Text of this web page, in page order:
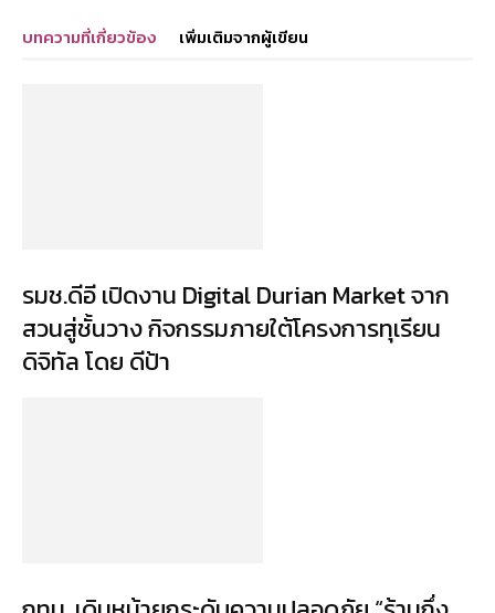
บทความที่เกี่ยวข้อง เพิ่มเติมจากผู้เขียน
รมช.ดีอี เปิดงาน Digital Durian Market จาก
สวนสู่ชั้นวาง กิจกรรมภายใต้โครงการทุเรียน
ดิจิทัล โดย ดีป้า